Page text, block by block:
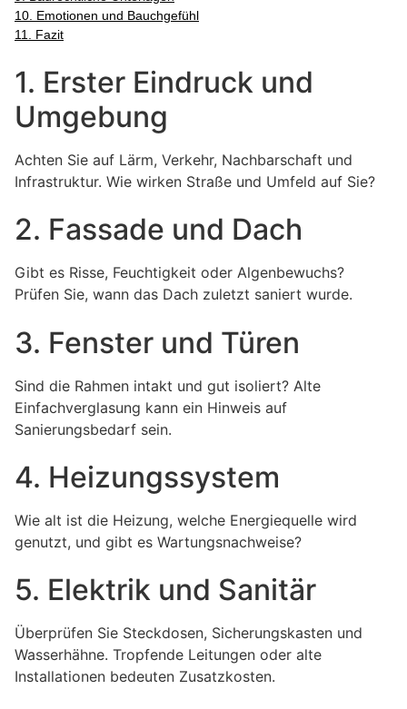
10. Emotionen und Bauchgefühl
11. Fazit
1. Erster Eindruck und
Umgebung
Achten Sie auf Lärm, Verkehr, Nachbarschaft und
Infrastruktur. Wie wirken Straße und Umfeld auf Sie?
2. Fassade und Dach
Gibt es Risse, Feuchtigkeit oder Algenbewuchs?
Prüfen Sie, wann das Dach zuletzt saniert wurde.
3. Fenster und Türen
Sind die Rahmen intakt und gut isoliert? Alte
Einfachverglasung kann ein Hinweis auf
Sanierungsbedarf sein.
4. Heizungssystem
Wie alt ist die Heizung, welche Energiequelle wird
genutzt, und gibt es Wartungsnachweise?
5. Elektrik und Sanitär
Überprüfen Sie Steckdosen, Sicherungskasten und
Wasserhähne. Tropfende Leitungen oder alte
Installationen bedeuten Zusatzkosten.